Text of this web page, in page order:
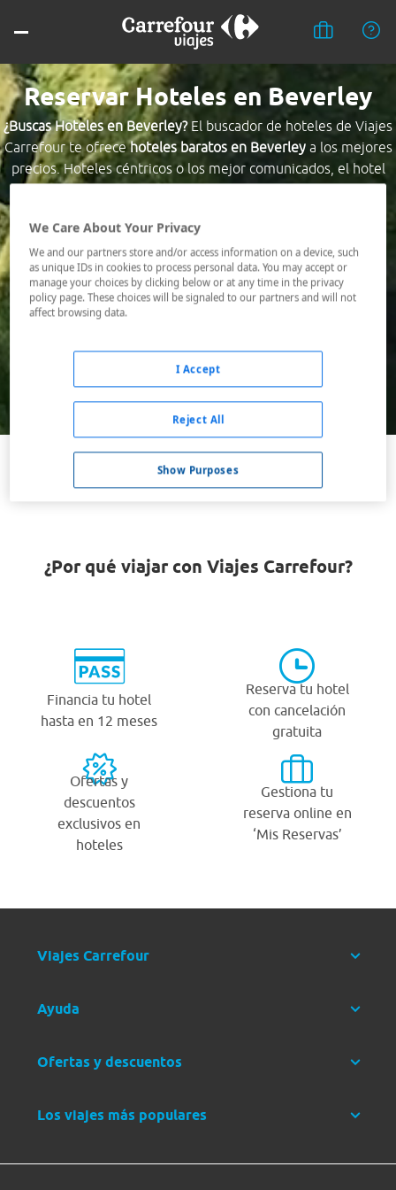
Reservar Hoteles en Beverley
¿Buscas Hoteles en Beverley?El buscador de hoteles de Viajes
Carrefour te ofrecehoteles baratos en Beverley a los mejores
precios. Hoteles céntricos o los mejor comunicados, el hotel
que busques nosotros te lo encontramos al mejor precio.
Destino *
Fechas *
07/08/2026 - 08/08/2026
Buscar
VER TODOS LOS HOTELES BARATOS EN BEVERLEY
¿Por qué viajar con Viajes Carrefour?
Financia tu hotel
hasta en 12 meses
Reserva tu hotel
con cancelación
gratuita
Ofertas y
descuentos
exclusivos en
hoteles
Gestiona tu
reserva online en
‘Mis Reservas’
Viajes Carrefour
Ayuda
Ofertas y descuentos
Los viajes más populares
We Care About Your Privacy
We and our partners store and/or access information on a device, such
as unique IDs in cookies to process personal data. You may accept or
manage your choices by clicking below or at any time in the privacy
policy page. These choices will be signaled to our partners and will not
affect browsing data.
Show Purposes
Reject All
I Accept